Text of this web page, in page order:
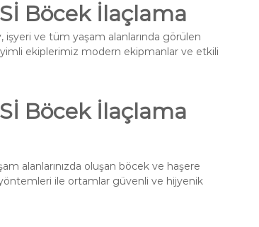
Böcek İlaçlama
işyeri ve tüm yaşam alanlarında görülen
ekiplerimiz modern ekipmanlar ve etkili
Böcek İlaçlama
alanlarınızda oluşan böcek ve haşere
ile ortamlar güvenli ve hijyenik